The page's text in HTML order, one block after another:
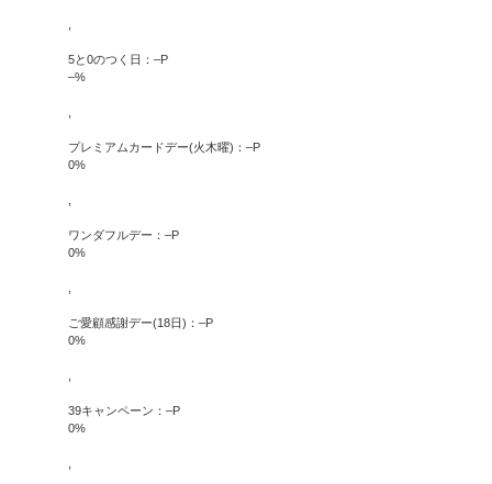
5と0のつく日： –P
–%
プレミアムカードデー(火木曜)： –P
0%
ワンダフルデー： –P
0%
ご愛顧感謝デー(18日)： –P
0%
39キャンペーン： –P
0%